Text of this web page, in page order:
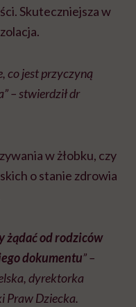
Skuteczniejsza w
co jest przyczyną
– stwierdził dr
w żłobku, czy
o stanie zdrowia
żądać od rodziców
dokumentu” –
dyrektorka
Praw Dziecka.